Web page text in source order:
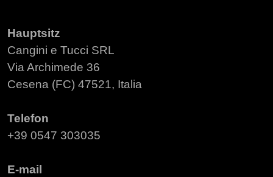
Hauptsitz
Cangini e Tucci SRL
Via Archimede 36
Cesena (FC) 47521, Italia
Telefon
+39 0547 303035
E-mail